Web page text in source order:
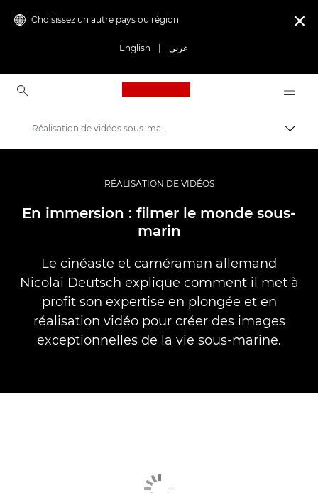
Choisissez un autre pays ou région
English عربي

Canon Logo, back to
Vidéo et photographie professionnelles
Histoires
Réalisation de vidéos sous-marines avec Nicolai Deutsch
RÉALISATION DE VIDÉOS
En immersion : filmer le monde sous-
marin
Le cinéaste et caméraman allemand
Nicolai Deutsch explique comment il met à
profit son expertise en plongée et en
réalisation vidéo pour créer des images
exceptionnelles de la vie sous-marine.